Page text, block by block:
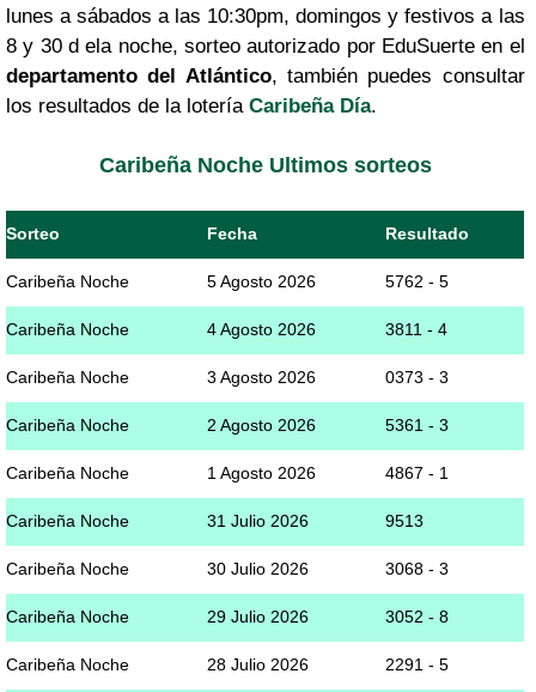
lunes a sábados a las 10:30pm, domingos y festivos a las
8 y 30 d ela noche, sorteo autorizado por EduSuerte en el
departamento del Atlántico, también puedes consultar
los resultados de la lotería Caribeña Día.
Caribeña Noche Ultimos sorteos
Sorteo Fecha Resultado
Caribeña Noche 5 Agosto 2026 5762 - 5
Caribeña Noche 4 Agosto 2026 3811 - 4
Caribeña Noche 3 Agosto 2026 0373 - 3
Caribeña Noche 2 Agosto 2026 5361 - 3
Caribeña Noche 1 Agosto 2026 4867 - 1
Caribeña Noche 31 Julio 2026 9513
Caribeña Noche 30 Julio 2026 3068 - 3
Caribeña Noche 29 Julio 2026 3052 - 8
Caribeña Noche 28 Julio 2026 2291 - 5